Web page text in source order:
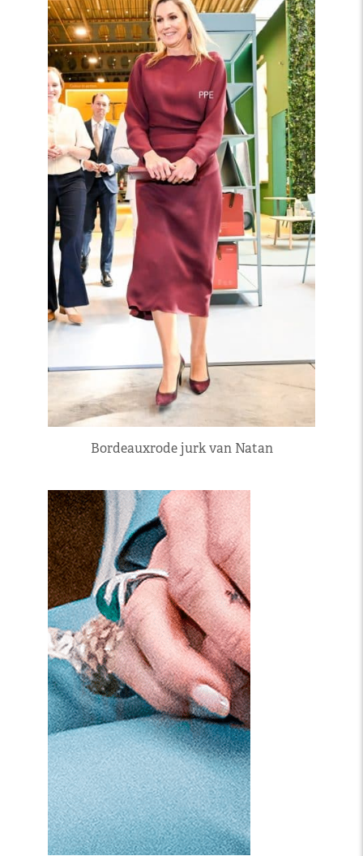
Bordeauxrode jurk van Natan